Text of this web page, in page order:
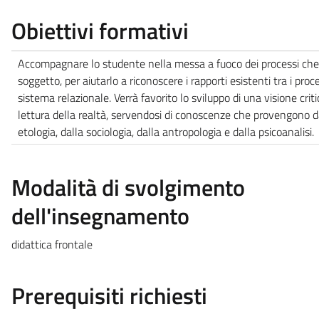
Obiettivi formativi
Accompagnare lo studente nella messa a fuoco dei processi
soggetto, per aiutarlo a riconoscere i rapporti esistenti tra i
sistema relazionale. Verrà favorito lo sviluppo di una visione
lettura della realtà, servendosi di conoscenze che provengono
etologia, dalla sociologia, dalla antropologia e dalla psicoanalisi.
Modalità di svolgimento
dell'insegnamento
didattica frontale
Prerequisiti richiesti